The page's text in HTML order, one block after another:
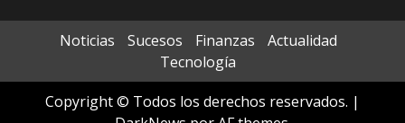
Noticias Sucesos Finanzas
Actualidad
Tecnología
Copyright © Todos los derechos reservados. |